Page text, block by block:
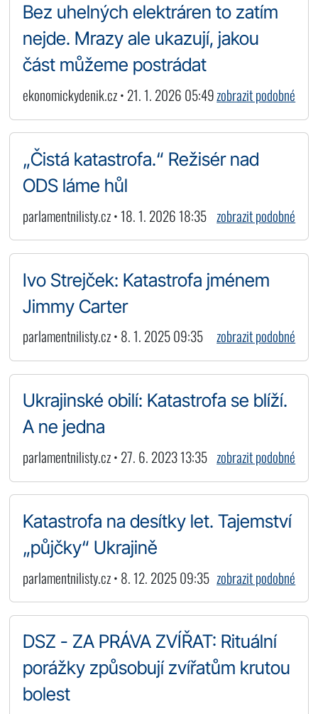
Bez uhelných elektráren to zatím
nejde. Mrazy ale ukazují, jakou
část můžeme postrádat
ekonomickydenik.cz • 21. 1. 2026 05:49zobrazit podobné
„Čistá katastrofa.“ Režisér nad
ODS láme hůl
parlamentnilisty.cz • 18. 1. 2026 18:35 zobrazit podobné
Ivo Strejček: Katastrofa jménem
Jimmy Carter
parlamentnilisty.cz • 8. 1. 2025 09:35 zobrazit podobné
Ukrajinské obilí: Katastrofa se blíží.
A ne jedna
parlamentnilisty.cz • 27. 6. 2023 13:35 zobrazit podobné
Katastrofa na desítky let. Tajemství
„půjčky“ Ukrajině
parlamentnilisty.cz • 8. 12. 2025 09:35 zobrazit podobné
DSZ - ZA PRÁVA ZVÍŘAT: Rituální
porážky způsobují zvířatům krutou
bolest